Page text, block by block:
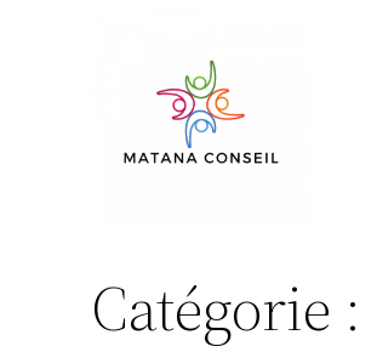
Catégorie :